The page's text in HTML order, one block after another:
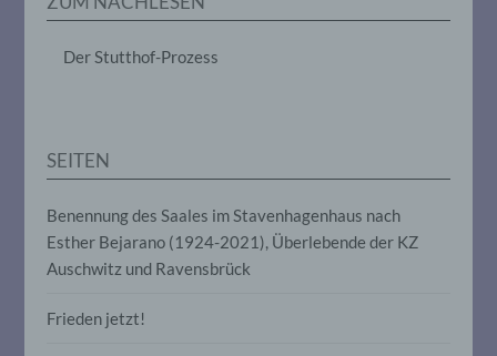
Der Stutthof-Prozess
SEITEN
Benennung des Saales im Stavenhagenhaus nach
Esther Bejarano (1924-2021), Überlebende der KZ
Auschwitz und Ravensbrück
Frieden jetzt!
das Ordnen, die Speicherung, die
Auslesen, das Abfragen, die Verwendung,
d) Einschränkung der Verarbeitung
Einschränkung der Verarbeitung ist die
personenbezogener Daten mit dem Ziel,